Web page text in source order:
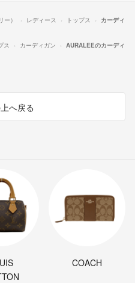
） レディース トップス
カーディ
ス カーディガン
AURALEEのカーディ
へ戻る
COACH